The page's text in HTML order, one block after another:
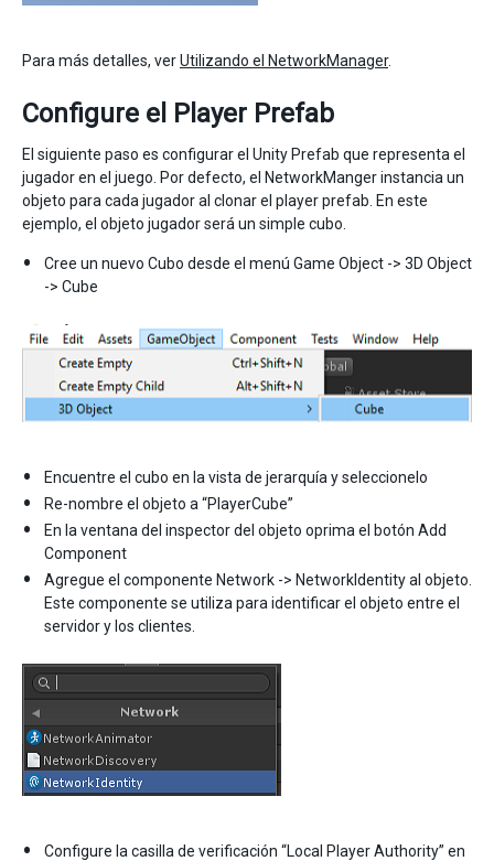
Para más detalles, verUtilizando el NetworkManager.
Configure el Player Prefab
El siguiente paso es configurar el Unity Prefab que representa el
jugador en el juego. Por defecto, el NetworkManger instancia un
objeto para cada jugador al clonar el player prefab. En este
ejemplo, el objeto jugador será un simple cubo.
Cree un nuevo Cubo desde el menú Game Object -> 3D Object
-> Cube
Encuentre el cubo en la vista de jerarquía y seleccionelo
Re-nombre el objeto a “PlayerCube”
En la ventana del inspector del objeto oprima el botón Add
Component
Agregue el componente Network -> NetworkIdentity al objeto.
Este componente se utiliza para identificar el objeto entre el
servidor y los clientes.
Configure la casilla de verificación “Local Player Authority” en